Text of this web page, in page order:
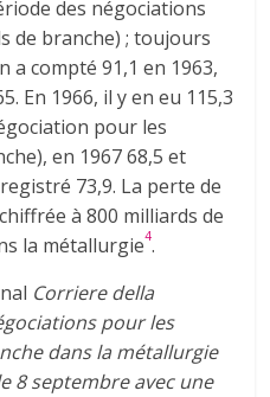
des négociations
de branche) ; toujours
a compté 91,1 en 1963,
En 1966, il y en eu 115,3
pour les
en 1967 68,5 et
73,9. La perte de
à 800 milliards de
la métallurgie4.
Corriere della
pour les
dans la métallurgie
8 septembre avec une